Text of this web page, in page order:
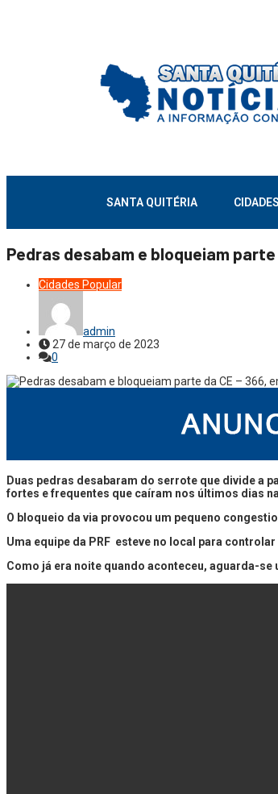
SANTA QUITÉRIA CIDADES
Pedras desabam e bloqueiam parte
Cidades Popular
admin
27 de março de 2023
0
Duas pedras desabaram do serrote que divide a
fortes e frequentes que caíram nos últimos dias
O bloqueio da via provocou um pequeno
Uma equipe da PRF esteve no local para
Como já era noite quando aconteceu, aguarda-